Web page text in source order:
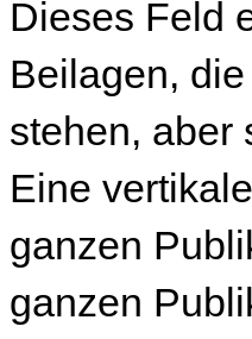
Dieses Feld
Beilagen,
stehen, aber
Eine
ganzen
ganzen